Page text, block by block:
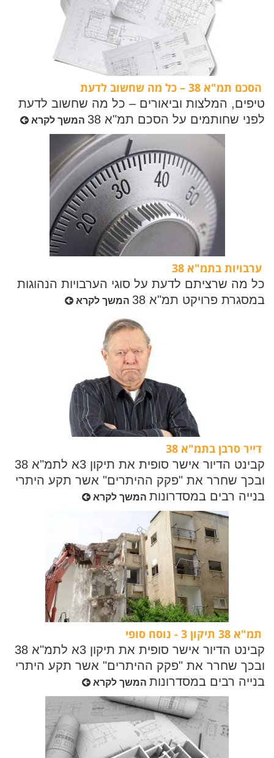
הסכם תמ"א 38 – כל מה שחשוב לדעת
טיפים, המלצות וביאורים – כל מה שחשוב לדעת
לפני שחותמים על הסכם תמ"א 38
המשך לקרא
ערבויות בתמ"א 38
כל מה שרציתם לדעת על סוגי הערבויות הנהוגות
במסגרת פרויקט תמ"א 38
המשך לקרא
דייר סרבן בתמ"א 38
קבינט הדיור אישר סופית את תיקון 3א לתמ"א 38
ובכך שחרר את "פקק ההיתרים" אשר תקע היתרי
בנייה רבים במסדרונות המשך לקרא
תמ"א 38 תיקון 3 - נוסח סופי
קבינט הדיור אישר סופית את תיקון 3א לתמ"א 38
ובכך שחרר את "פקק ההיתרים" אשר תקע היתרי
בנייה רבים במסדרונות המשך לקרא